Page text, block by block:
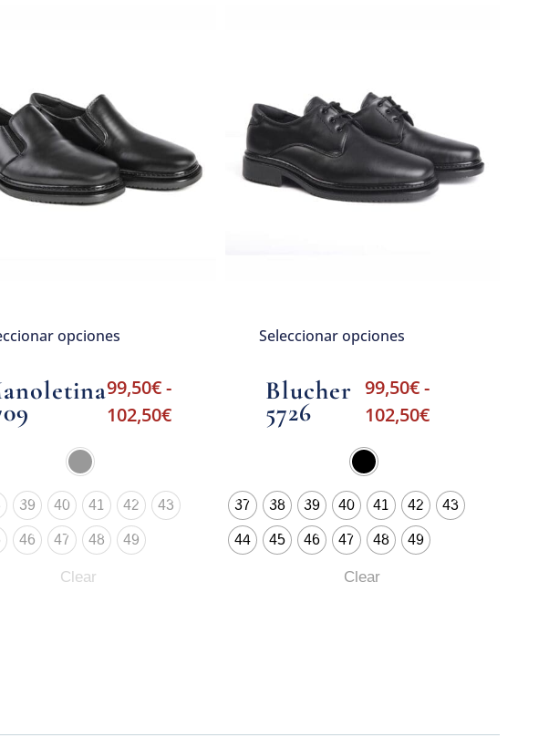
opciones
99,50€-
102,50€
39 40 41 42 43
46 47 48 49
Clear
Seleccionar opciones
Blucher
5726
99,50€-
102,50€
37 38 39 40 41 42 43
44 45 46 47 48 49
Clear